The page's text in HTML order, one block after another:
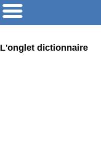
L'onglet dictionnaire